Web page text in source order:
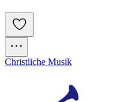
Christliche Musik